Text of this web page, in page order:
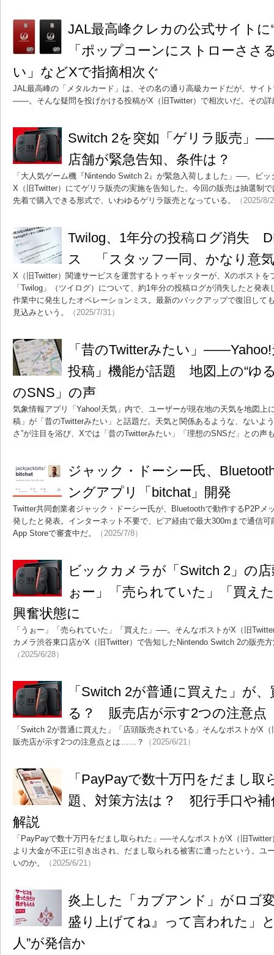
JAL最高峰クレカの公式サイト
「ポップコーンにストローささ
い」などXで指摘相次ぐ
JAL最高峰の「メタルカード」は、その名の通り高級カードだが、サイ
――。そんな疑問を投げかける投稿がX（旧Twitter）で相次いだ。その
Switch 2を突如「ゲリラ販売」
店舗が緊急告知、条件は？
「大人気ゲーム機『Nintendo Switch 2』が緊急入荷しました」──。ビ
X（旧Twitter）にてゲリラ販売の実施を告知した。今回の販売は抽選制
先着で購入できる形式で、いわゆるゲリラ販売となっている。
（2025/8/
Twilog、1年分の投稿ログ消失
ス 「スタッフ一同、かなり意
X（旧Twitter）関連サービスを運営するトゥギャッターが、Xのポストを
「Twilog」（ツイログ）について、約1年分の投稿ログが消失したと発
作業中に発生したオペレーションミス。最新のバックアップで復旧して
見込みという。
（2025/7/31）
「昔のTwitterみたい」
投稿」機能が話題 地図上の“ゆ
のSNS」の声
気象情報アプリ「Yahoo!天気」内で、ユーザーが現在地の天気を地図上
稿」が「昔のTwitterみたい」と話題だ。天気と関係あるような、ない
さ”が注目を浴び、Xでは「昔のTwitterみたい」「理想のSNSだ」との声
ジャック・ドーシー氏、
ングアプリ「bitchat」開発
Twitter共同創業者ジャック・ドーシー氏が、Bluetoothで動作するP2Pメ
発したと発表。インターネット不要で、ピア経由で最大300mまで通信
App Storeで審査中だ。
（2025/7/8）
ビックカメラが「Switch 2」の
ぉー」「売られていた」「買え
興奮状態に
「うぉー」「売られていた」「買えた」──。そんなポストがX（旧
カメラ渋谷東口店がX（旧Twitter）で告知したNintendo Switch 2の販売
（2025/6/28）
「Switch 2が普通に買えた」が
る？ 販売店が示す2つの注意点
「Switch 2が普通に買えた」「店頭販売されている」そんなポストがX
販売店が示す2つの注意点とは……？
（2025/6/21）
「PayPayで数十万円をだまし
題、対策方法は？ 犯行手口や
解説
「PayPayで数十万円をだまし取られた」──そんなポストがX（旧
より大金が不正に引き出され、だまし取られる被害に遭ったという。ユ
いのか。
（2025/6/21）
炎上した「カブアンド」がロゴ
盛り上げてね』って言われた」
人”が発信か